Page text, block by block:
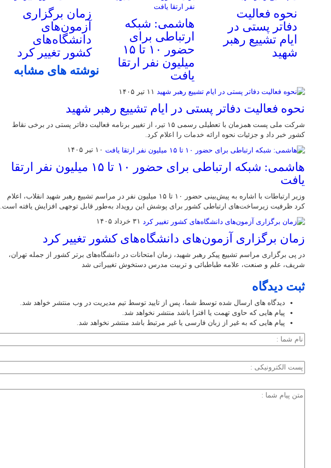
نحوه فعالیت
دفاتر پستی در
ایام تشییع رهبر
شهید
هاشمی: شبکه
ارتباطی برای
حضور ۱۰ تا ۱۵
میلیون نفر ارتقا
یافت
زمان برگزاری
آزمون‌های
دانشگاه‌های
کشور تغییر کرد
نوشته های مشابه
۱۱ تیر ۱۴۰۵
نحوه فعالیت دفاتر پستی در ایام تشییع رهبر شهید
شرکت ملی پست همزمان با تعطیلی رسمی ۱۵ تیر، از تغییر برنامه فعالیت دفاتر پستی در برخی نقاط
کشور خبر داد و جزئیات نحوه ارائه خدمات را اعلام کرد.
۱۰ تیر ۱۴۰۵
هاشمی: شبکه ارتباطی برای حضور ۱۰ تا ۱۵ میلیون نفر ارتقا
یافت
وزیر ارتباطات با اشاره به پیش‌بینی حضور ۱۰ تا ۱۵ میلیون نفر در مراسم تشییع رهبر شهید انقلاب، اعلام
کرد ظرفیت زیرساخت‌های ارتباطی کشور برای پوشش این رویداد به‌طور قابل توجهی افزایش یافته است.
۳۱ خرداد ۱۴۰۵
زمان برگزاری آزمون‌های دانشگاه‌های کشور تغییر کرد
در پی برگزاری مراسم تشییع پیکر رهبر شهید، زمان امتحانات در دانشگاه‌های برتر کشور از جمله تهران،
شریف، علم و صنعت، علامه طباطبائی و تربیت مدرس دستخوش تغییراتی شد
ثبت دیدگاه
دیدگاه های ارسال شده توسط شما، پس از تایید توسط تیم مدیریت در وب منتشر خواهد شد.
پیام هایی که حاوی تهمت یا افترا باشد منتشر نخواهد شد.
پیام هایی که به غیر از زبان فارسی یا غیر مرتبط باشد منتشر نخواهد شد.